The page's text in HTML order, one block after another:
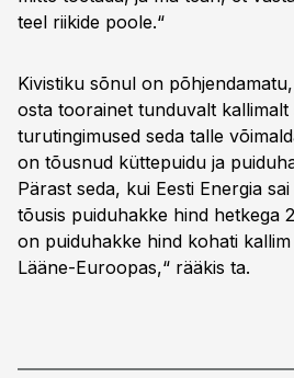
teel riikide poole.“
Kivistiku sõnul on
osta toorainet tunduvalt kallimalt
turutingimused seda talle
on tõusnud küttepuidu ja
Pärast seda, kui Eesti Energia
tõusis puiduhakke hind hetkega
on puiduhakke hind kohati
Lääne-Euroopas,“ rääkis ta.